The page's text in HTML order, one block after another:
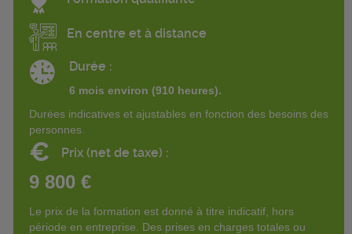
En centre et à distance
Durée :
6 mois environ (910 heures).
Durées indicatives et ajustables en fonction des besoins des
personnes.
€ Prix (net de taxe) :
9 800 €
Le prix de la formation est donné à titre indicatif, hors
période en entreprise. Des prises en charges totales ou